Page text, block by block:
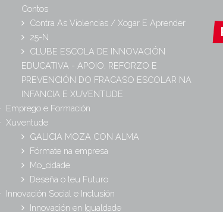
Contos
Contra As Violencias / Xogar E Aprender
25-N
CLUBE ESCOLA DE INNOVACIÓN
EDUCATIVA - APOIO, REFORZO E
PREVENCIÓN DO FRACASO ESCOLAR NA
INFANCIA E XUVENTUDE
Emprego e Formación
Xuventude
GALICIA MOZA CON ALMA
Fórmate na empresa
Mo_cidade
Deseña o teu Futuro
Innovación Social e Inclusión
Innovación en Igualdade